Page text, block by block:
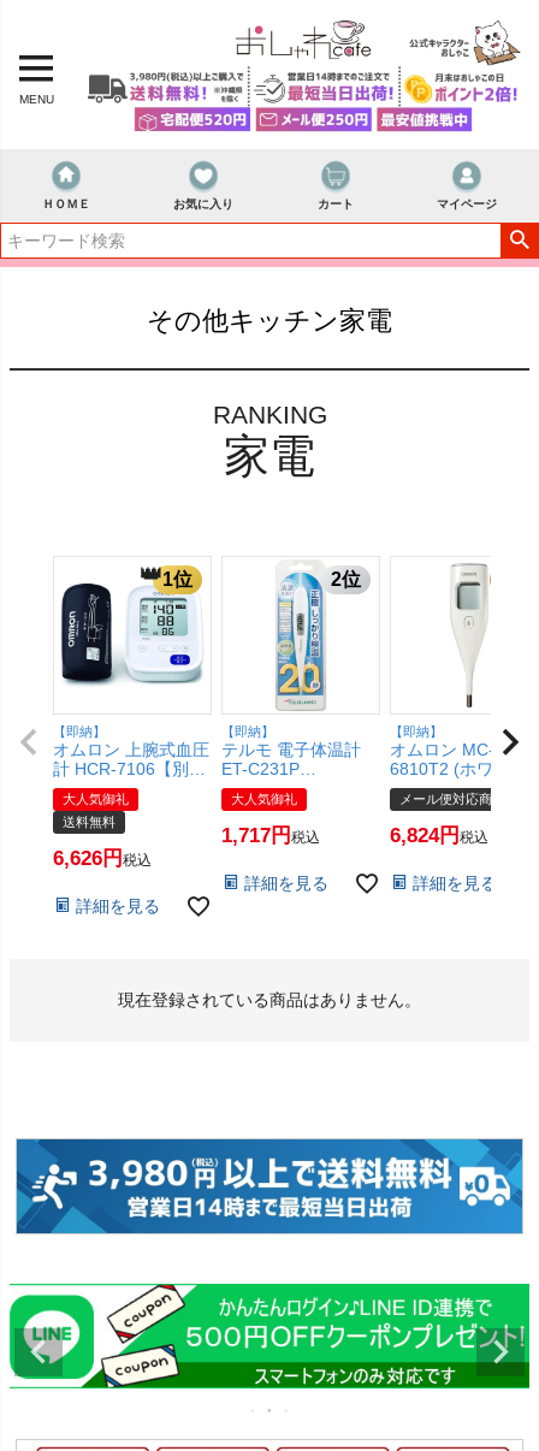
MENU
ＨＯＭＥ お気に入り カート マイページ
その他キッチン家電
RANKING
家電
【即納】
オムロン 上腕式血圧
計 HCR-7106【別途
延長保証契約可能】
【宅配便送料無料】
(6049508)
大人気御礼
送料無料
6,626 税込
詳細を見る
【即納】
テルモ 電子体温計
ET-C231P
(6048938)【SBT】
大人気御礼
1,717 税込
詳細を見る
【即納】
オムロン MC-
6810T2 (ホワイト)
電子体温計 けんお
くん 予測式【メー
便対応商品】
【SBT】(6055742)
メール便対応商品
6,824 税込
詳細を見る
現在登録されている商品はありません。